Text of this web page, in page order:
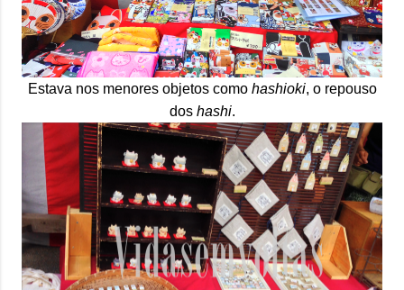
Estava nos menores objetos como hashioki, o repouso
dos hashi.